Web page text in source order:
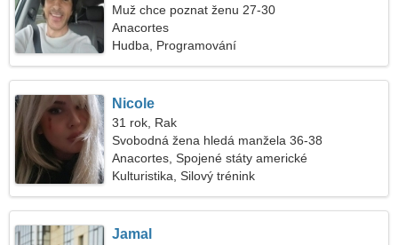
Muž chce poznat ženu 27-30
Anacortes
Hudba, Programování
Nicole
31 rok, Rak
Svobodná žena hledá manžela 36-38
Anacortes, Spojené státy americké
Kulturistika, Silový trénink
Jamal